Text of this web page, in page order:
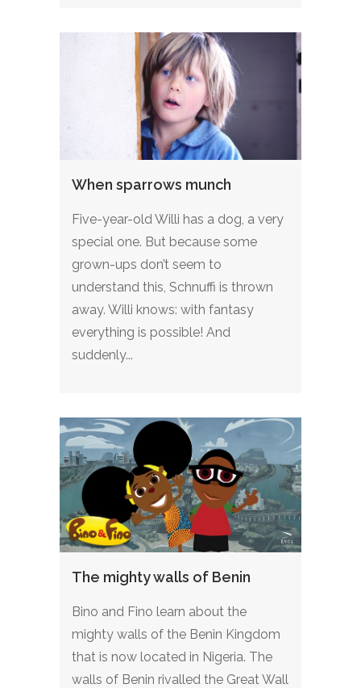
When sparrows munch
Five-year-old Willi has a dog, a very
special one. But because some
grown-ups don’t seem to
understand this, Schnuffi is thrown
away. Willi knows: with fantasy
everything is possible! And
suddenly...
The mighty walls of Benin
Bino and Fino learn about the
mighty walls of the Benin Kingdom
that is now located in Nigeria. The
walls of Benin rivalled the Great Wall